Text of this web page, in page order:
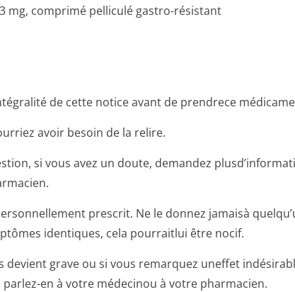
mg, comprimé pelliculé gastro-résistant
de cette notice avant de prendrece
avoir besoin de la relire.
si vous avez un doute, demandez
prescrit. Ne le donnez jamaisà
identiques, cela pourraitlui être nocif.
devient grave ou si vous remarquez uneffet
en à votre médecinou à votre pharmacien.